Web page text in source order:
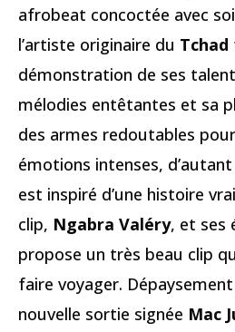
afrobeat concoctée avec
l’artiste originaire du Tchad
démonstration de ses
mélodies entêtantes et sa
des armes redoutables
émotions intenses,
est inspiré d’une histoire
clip, Ngabra Valéry, et ses
propose un très beau clip
faire voyager.
nouvelle sortie signée Mac